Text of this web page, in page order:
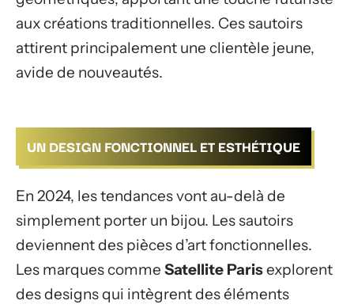
aux créations traditionnelles. Ces sautoirs
attirent principalement une clientèle jeune,
avide de nouveautés.
UN DESIGN FONCTIONNEL ET ESTHÉTIQUE
En 2024, les tendances vont au-delà de
simplement porter un bijou. Les sautoirs
deviennent des pièces d’art fonctionnelles.
Les marques comme Satellite Parisexplorent
des designs qui intègrent des éléments